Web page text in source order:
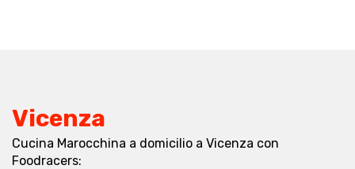
Vicenza
Cucina Marocchina a domicilio a Vicenza con
Foodracers: